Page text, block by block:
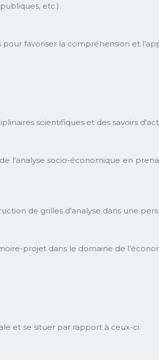
etc.).
favoriser la compréhension et
scientifiques et des savoirs
l'analyse socio-économique en
de grilles d'analyse dans une
projet dans le domaine de
et se situer par rapport à ceux-ci.